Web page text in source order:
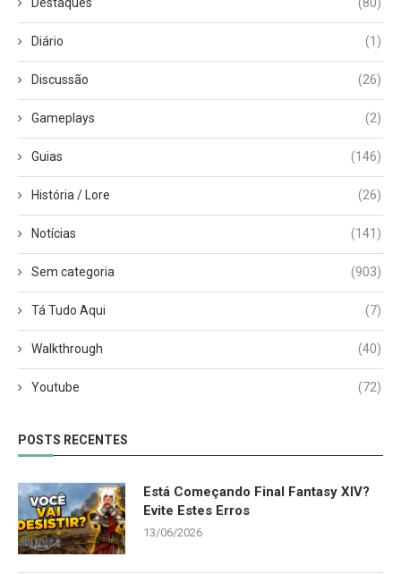
Diário (1)
Discussão (26)
Gameplays (2)
Guias (146)
História / Lore (26)
Notícias (141)
Sem categoria (903)
Tá Tudo Aqui (7)
Walkthrough (40)
Youtube (72)
POSTS RECENTES
Está Começando Final Fantasy XIV?
Evite Estes Erros
13/06/2026